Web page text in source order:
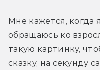
Мне кажется, когда
обращаюсь ко
такую картинку,
сказку, на секунду